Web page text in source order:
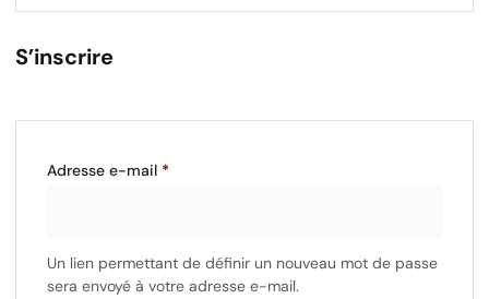
S’inscrire
Adresse e-mail *
Un lien permettant de définir un nouveau mot de passe
sera envoyé à votre adresse e-mail.